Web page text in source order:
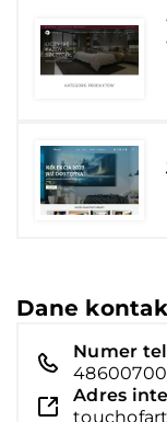
Dane
Numer
Adres